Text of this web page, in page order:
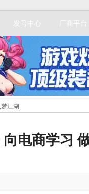
发号中心 厂商平台
梦江湖
电商学习
立即注册